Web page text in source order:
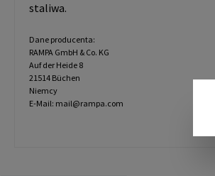
staliwa.
Dane producenta:
RAMPA GmbH & Co. KG
Auf der Heide 8
21514 Büchen
Niemcy
E-Mail: mail@rampa.com